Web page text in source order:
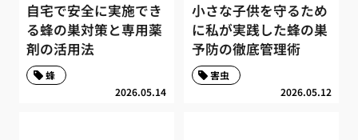
自宅で安全に実施でき
る蜂の巣対策と専用薬
剤の活用法
2026.05.14
蜂
小さな子供を守るため
に私が実践した蜂の巣
予防の徹底管理術
2026.05.12
害虫